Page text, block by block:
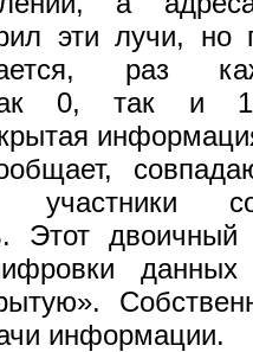
эти лучи, но
раз
как 0, так и
участники
Этот
информации.